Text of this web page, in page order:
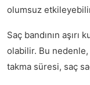
olumsuz
Saç bandının aşırı
olabilir. Bu nedenle,
takma süresi, saç